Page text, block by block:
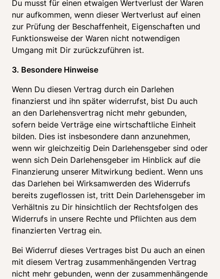
Du musst für einen etwaigen Wertverlust der Waren
nur aufkommen, wenn dieser Wertverlust auf einen
zur Prüfung der Beschaffenheit, Eigenschaften und
Funktionsweise der Waren nicht notwendigen
Umgang mit Dir zurückzuführen ist.
3. Besondere Hinweise
Wenn Du diesen Vertrag durch ein Darlehen
finanzierst und ihn später widerrufst, bist Du auch
an den Darlehensvertrag nicht mehr gebunden,
sofern beide Verträge eine wirtschaftliche Einheit
bilden. Dies ist insbesondere dann anzunehmen,
wenn wir gleichzeitig Dein Darlehensgeber sind oder
wenn sich Dein Darlehensgeber im Hinblick auf die
Finanzierung unserer Mitwirkung bedient. Wenn uns
das Darlehen bei Wirksamwerden des Widerrufs
bereits zugeflossen ist, tritt Dein Darlehensgeber im
Verhältnis zu Dir hinsichtlich der Rechtsfolgen des
Widerrufs in unsere Rechte und Pflichten aus dem
finanzierten Vertrag ein.
Bei Widerruf dieses Vertrages bist Du auch an einen
mit diesem Vertrag zusammenhängenden Vertrag
nicht mehr gebunden, wenn der zusammenhängende